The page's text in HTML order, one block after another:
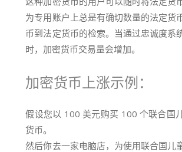
为专用账户上总是有确切数量的法定货
币到法定货币的检索。当通过忠诚度系
时，加密货币交易量会增加。
加密货币上涨示例：
假设您以 100 美元购买 100 个联合国
货币。
然后你去一家电脑店，为使用联合国儿